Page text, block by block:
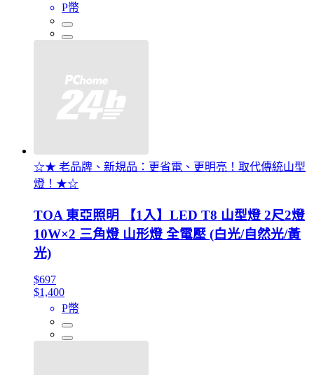
P幣
☆★ 老品牌、新規品：更省電、更明亮！取代傳統山型
燈！★☆
TOA 東亞照明 【1入】LED T8 山型燈 2尺2燈
10W×2 三角燈 山形燈 全電壓 (白光/自然光/黃
光)
$697
$1,400
P幣